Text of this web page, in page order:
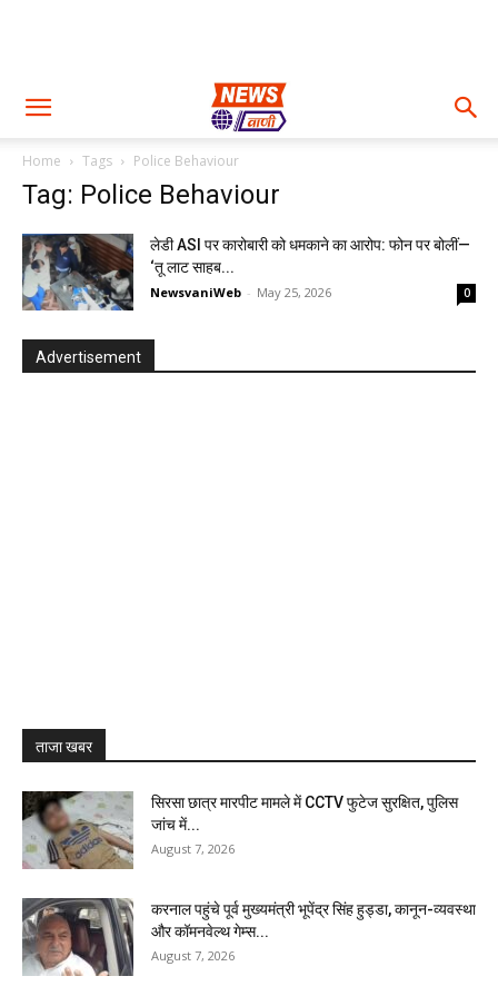
Home Tags Police Behaviour
Tag: Police Behaviour
लेडी ASI पर कारोबारी को धमकाने का आरोप: फोन पर बोलीं—
‘तू लाट साहब...
NewsvaniWeb - May 25, 2026 0
Advertisement
ताजा खबर
सिरसा छात्र मारपीट मामले में CCTV फुटेज सुरक्षित, पुलिस
जांच में...
August 7, 2026
करनाल पहुंचे पूर्व मुख्यमंत्री भूपेंद्र सिंह हुड्डा, कानून-व्यवस्था
और कॉमनवेल्थ गेम्स...
August 7, 2026